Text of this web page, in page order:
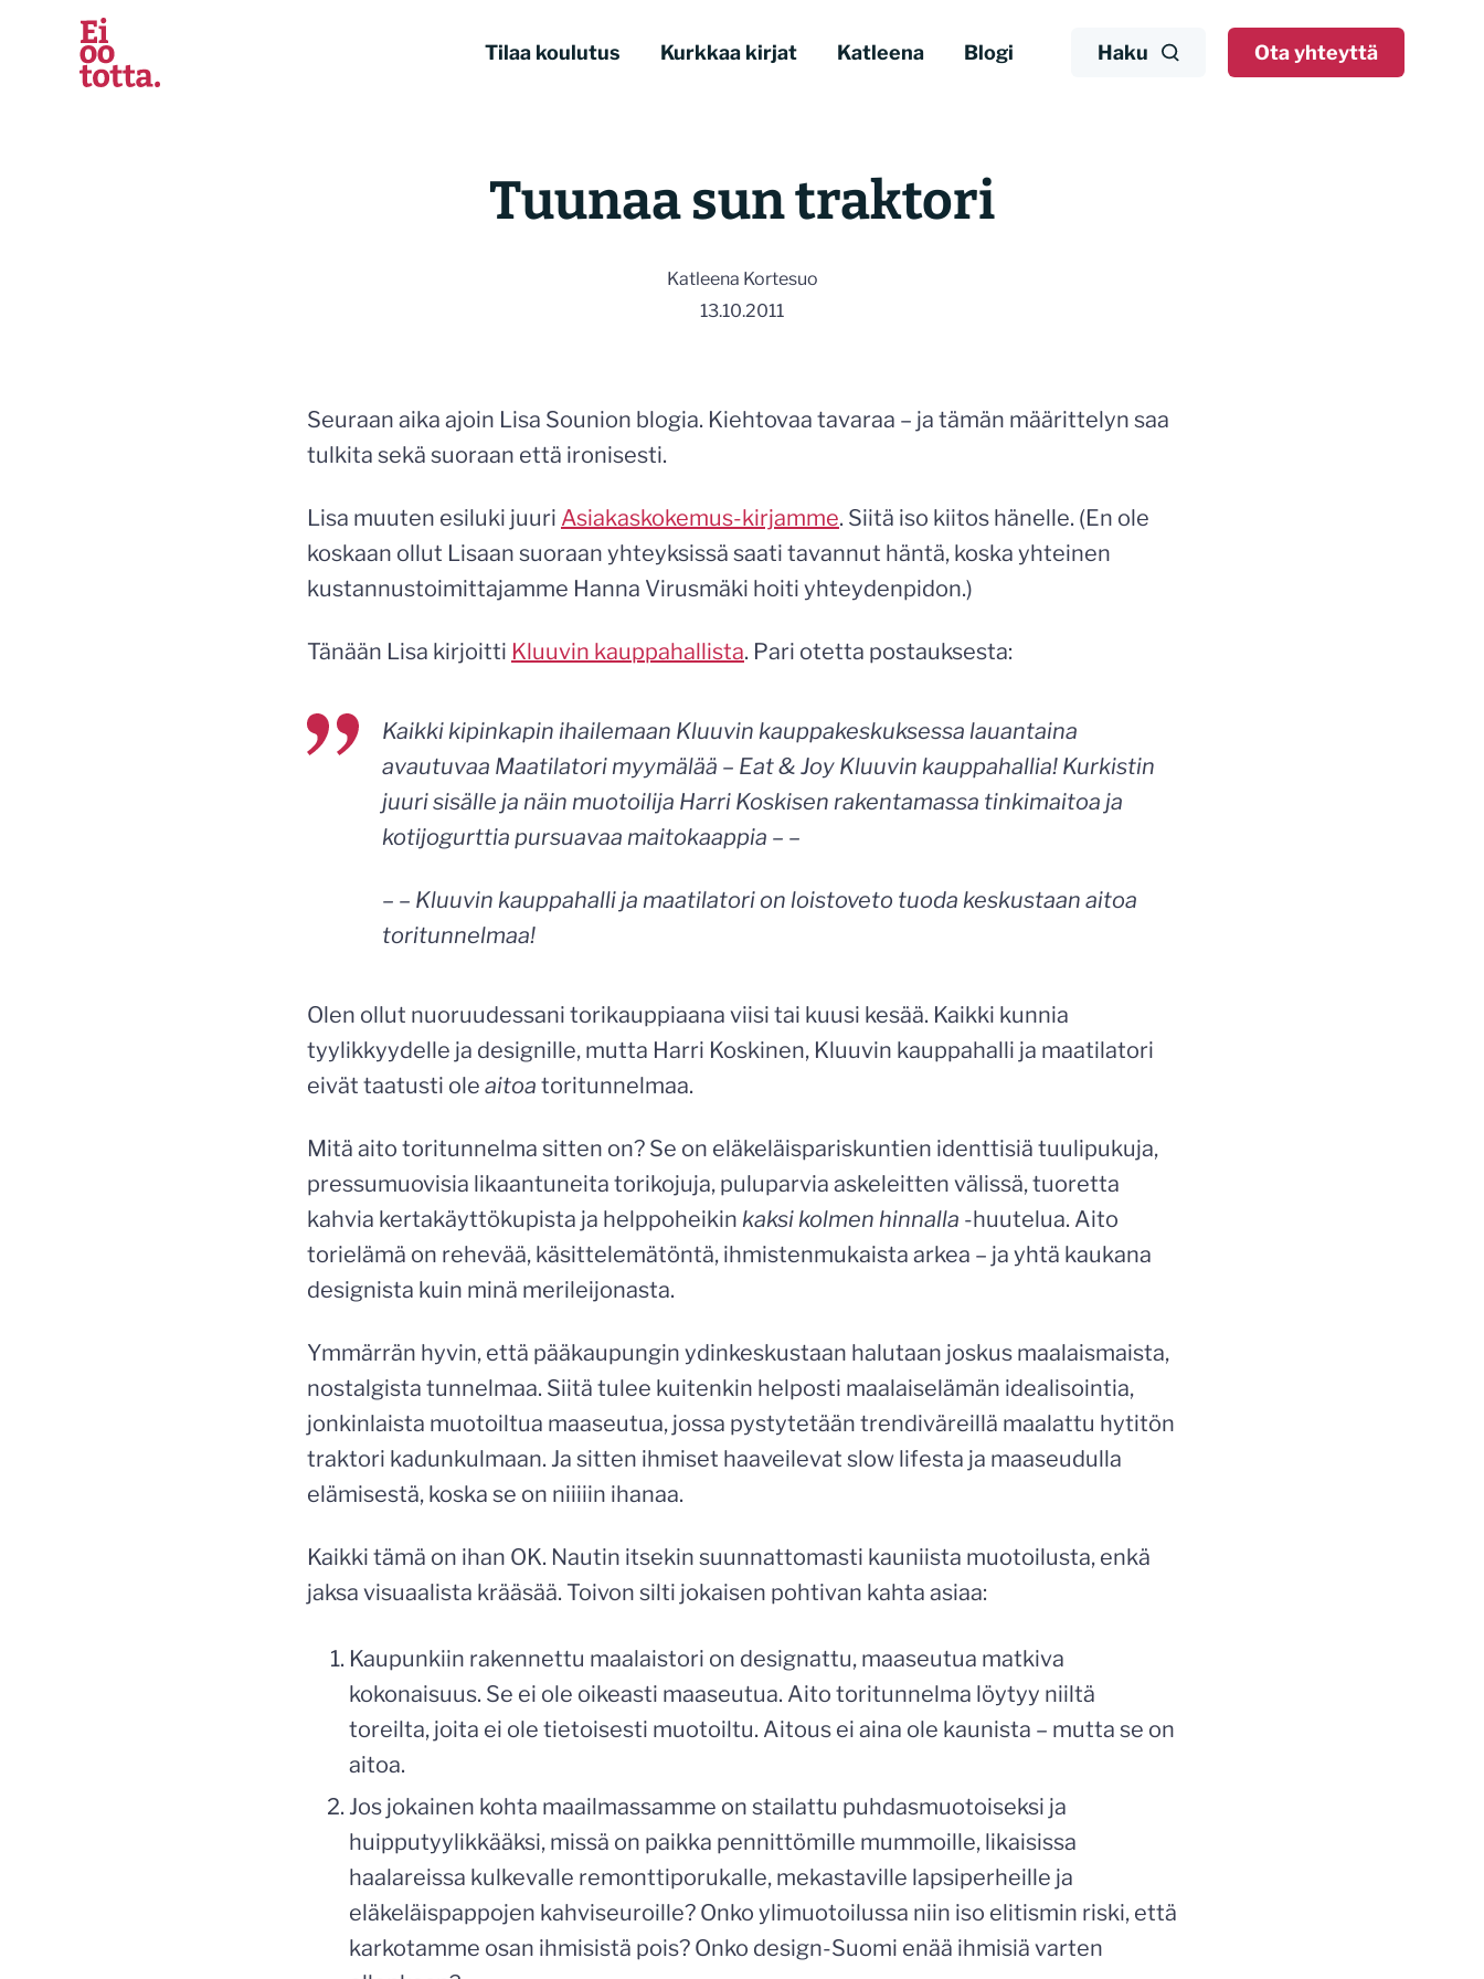
sisältöön
Tilaa koulutus Kurkkaa kirjat Katleena Blogi Haku Ota yhteyttä
Tuunaa sun traktori
Katleena Kortesuo
13.10.2011
Seuraan aika ajoin Lisa Sounion blogia. Kiehtovaa tavaraa – ja tämän määrittelyn saa
tulkita sekä suoraan että ironisesti.
Lisa muuten esiluki juuri Asiakaskokemus-kirjamme. Siitä iso kiitos hänelle. (En ole
koskaan ollut Lisaan suoraan yhteyksissä saati tavannut häntä, koska yhteinen
kustannustoimittajamme Hanna Virusmäki hoiti yhteydenpidon.)
Tänään Lisa kirjoitti Kluuvin kauppahallista. Pari otetta postauksesta:
Kaikki kipinkapin ihailemaan Kluuvin kauppakeskuksessa lauantaina
avautuvaa Maatilatori myymälää – Eat & Joy Kluuvin kauppahallia! Kurkistin
juuri sisälle ja näin muotoilija Harri Koskisen rakentamassa tinkimaitoa ja
kotijogurttia pursuavaa maitokaappia – –
– – Kluuvin kauppahalli ja maatilatori on loistoveto tuoda keskustaan aitoa
toritunnelmaa!
Olen ollut nuoruudessani torikauppiaana viisi tai kuusi kesää. Kaikki kunnia
tyylikkyydelle ja designille, mutta Harri Koskinen, Kluuvin kauppahalli ja maatilatori
eivät taatusti ole aitoa toritunnelmaa.
Mitä aito toritunnelma sitten on? Se on eläkeläispariskuntien identtisiä tuulipukuja,
pressumuovisia likaantuneita torikojuja, puluparvia askeleitten välissä, tuoretta
kahvia kertakäyttökupista ja helppoheikin kaksi kolmen hinnalla -huutelua. Aito
torielämä on rehevää, käsittelemätöntä, ihmistenmukaista arkea – ja yhtä kaukana
designista kuin minä merileijonasta.
Ymmärrän hyvin, että pääkaupungin ydinkeskustaan halutaan joskus maalaismaista,
nostalgista tunnelmaa. Siitä tulee kuitenkin helposti maalaiselämän idealisointia,
jonkinlaista muotoiltua maaseutua, jossa pystytetään trendiväreillä maalattu hytitön
traktori kadunkulmaan. Ja sitten ihmiset haaveilevat slow lifesta ja maaseudulla
elämisestä, koska se on niiiiin ihanaa.
Kaikki tämä on ihan OK. Nautin itsekin suunnattomasti kauniista muotoilusta, enkä
jaksa visuaalista krääsää. Toivon silti jokaisen pohtivan kahta asiaa:
Kaupunkiin rakennettu maalaistori on designattu, maaseutua matkiva
kokonaisuus. Se ei ole oikeasti maaseutua. Aito toritunnelma löytyy niiltä
toreilta, joita ei ole tietoisesti muotoiltu. Aitous ei aina ole kaunista – mutta se on
aitoa.
Jos jokainen kohta maailmassamme on stailattu puhdasmuotoiseksi ja
huipputyylikkääksi, missä on paikka pennittömille mummoille, likaisissa
haalareissa kulkevalle remonttiporukalle, mekastaville lapsiperheille ja
eläkeläispappojen kahviseuroille? Onko ylimuotoilussa niin iso elitismin riski, että
karkotamme osan ihmisistä pois? Onko design-Suomi enää ihmisiä varten